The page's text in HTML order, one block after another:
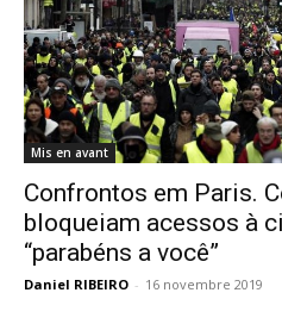
Mis en avant
Confrontos em Paris.
bloqueiam acessos à
“parabéns a você”
Daniel RIBEIRO - 16 novembre 2019